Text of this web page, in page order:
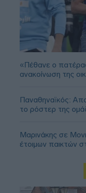
«Πέθανε ο
ανακοίνωση της
Παναθηναϊκός:
το ρόστερ της
Μαρινάκης σε
έτοιμων παικτών